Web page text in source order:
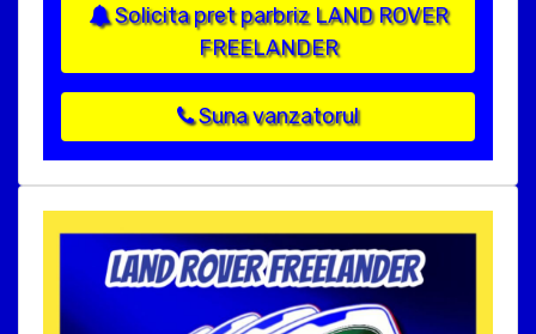
Solicita pret parbriz LAND ROVER
FREELANDER
Suna vanzatorul